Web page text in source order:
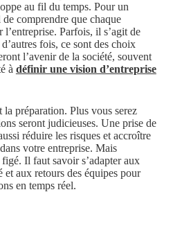
au fil du temps. Pour un
comprendre que chaque
Parfois, il s’agit de
fois, ce sont des choix
l’avenir de la société, souvent
à définir une vision d’entreprise
la préparation. Plus vous serez
seront judicieuses. Une prise de
réduire les risques et accroître
votre entreprise. Mais
Il faut savoir s’adapter aux
et aux retours des équipes pour
en temps réel.